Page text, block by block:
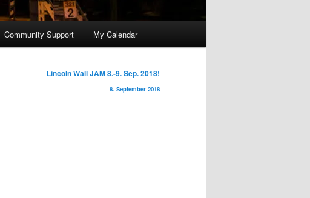
Community Support My Calendar
Lincoln Wall JAM 8.-9. Sep. 2018!
8. September 2018